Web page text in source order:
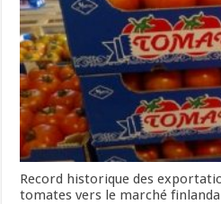
Record historique des
tomates vers le marché